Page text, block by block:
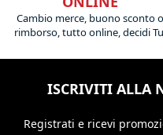
Tra i principali benefici del
miglioramento della
coordinazione muscolare;
sviluppo positivo degli
corpo; e benefici per la
del tempo con famigliari e
Cambio merce, buono sconto o
rimborso, tutto online, decidi
ISCRIVITI ALLA
Registrati e ricevi